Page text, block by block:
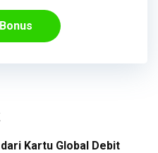
Kartu Global Debit